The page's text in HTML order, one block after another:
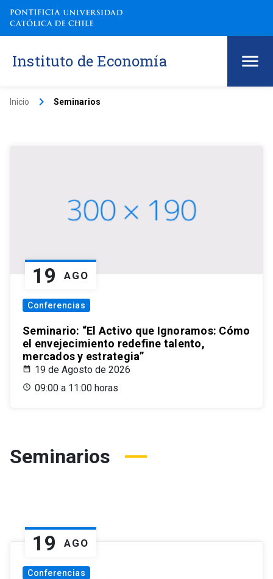
Instituto de Economía
Inicio keyboard_arrow_right Seminarios
19 AGO
Conferencias
Seminario: “El Activo que Ignoramos: Cómo
el envejecimiento redefine talento,
mercados y estrategia”
19 de Agosto de 2026
09:00 a 11:00 horas
Seminarios
19 AGO
Conferencias